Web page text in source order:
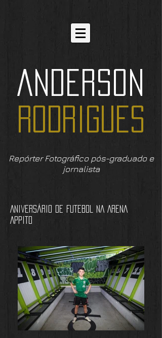
ANDERSON
RODRIGUES
Repórter Fotográfico pós-graduado e
jornalista
Aniversário DE FUTEBOL NA ARENA
APPITO